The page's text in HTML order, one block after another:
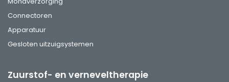
Connectoren
Apparatuur
Gesloten uitzuigsystemen
Zuurstof- en verneveltherapie